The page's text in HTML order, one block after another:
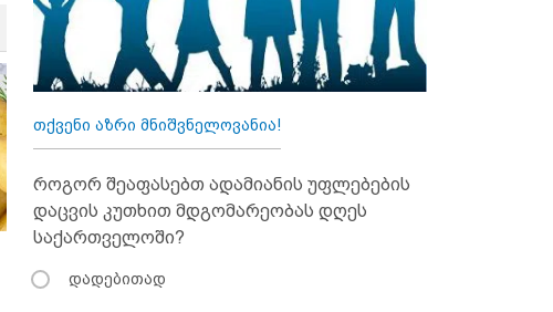
თქვენი აზრი მნიშვნელოვანია!
როგორ შეაფასებთ ადამიანის უფლებების
დაცვის კუთხით მდგომარეობას დღეს
საქართველოში?
დადებითად